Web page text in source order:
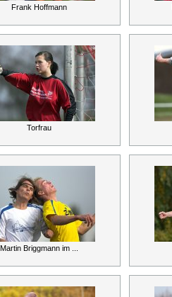
Frank Hoffmann
Torfrau
Martin Briggmann im ...